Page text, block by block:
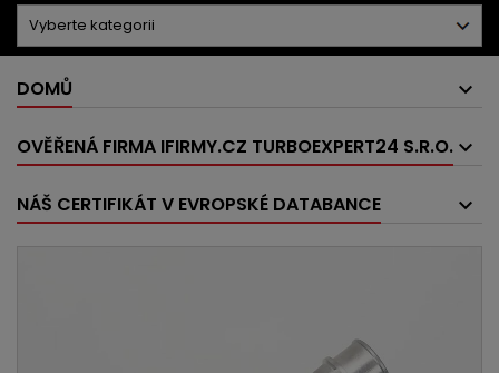
DOMŮ
OVĚŘENÁ FIRMA IFIRMY.CZ TURBOEXPERT24 S.R.O.
NÁŠ CERTIFIKÁT V EVROPSKÉ DATABANCE